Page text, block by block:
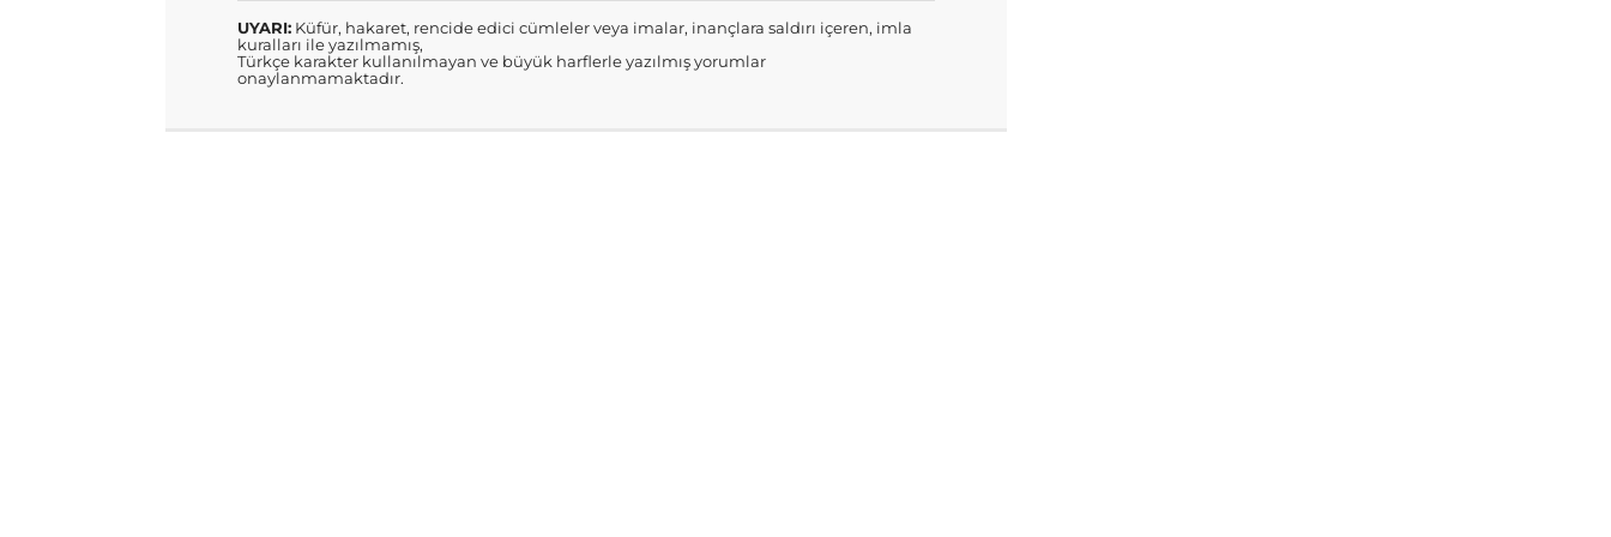
UYARI: Küfür, hakaret, rencide edici cümleler veya imalar, inançlara saldırı içeren, imla
kuralları ile yazılmamış,
Türkçe karakter kullanılmayan ve büyük harflerle yazılmış yorumlar
onaylanmamaktadır.